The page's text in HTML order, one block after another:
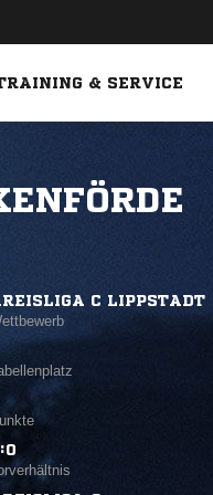
& SERVICE
C LIPPSTADT